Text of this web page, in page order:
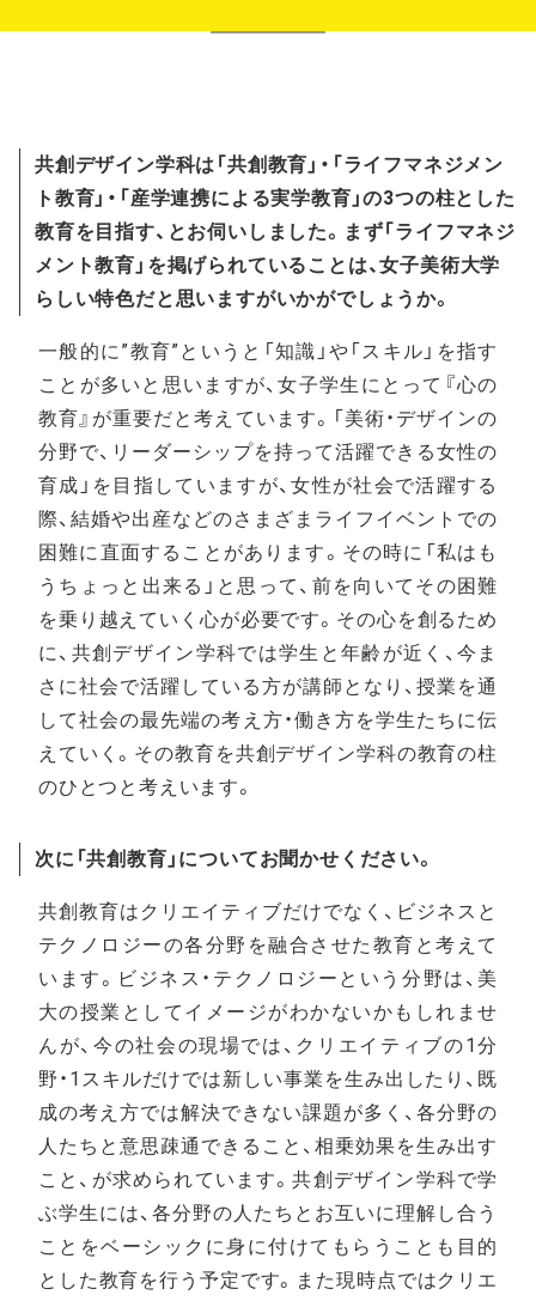
共創デザイン学科は「共創教育」・「ライフマネジメン
ト教育」・「産学連携による実学教育」の3つの柱とした
教育を目指す、とお伺いしました。まず「ライフマネジ
メント教育」を掲げられていることは、女子美術大学
らしい特色だと思いますがいかがでしょうか。
一般的に”教育”というと「知識」や「スキル」を指す
ことが多いと思いますが、女子学生にとって『心の
教育』が重要だと考えています。「美術・デザインの
分野で、リーダーシップを持って活躍できる女性の
育成」を目指していますが、女性が社会で活躍する
際、結婚や出産などのさまざまライフイベントでの
困難に直面することがあります。その時に「私はも
うちょっと出来る」と思って、前を向いてその困難
を乗り越えていく心が必要です。その心を創るため
に、共創デザイン学科では学生と年齢が近く、今ま
さに社会で活躍している方が講師となり、授業を通
して社会の最先端の考え方・働き方を学生たちに伝
えていく。その教育を共創デザイン学科の教育の柱
のひとつと考えいます。
次に「共創教育」についてお聞かせください。
共創教育はクリエイティブだけでなく、ビジネスと
テクノロジーの各分野を融合させた教育と考えて
います。ビジネス・テクノロジーという分野は、美
大の授業としてイメージがわかないかもしれませ
んが、今の社会の現場では、クリエイティブの1分
野・1スキルだけでは新しい事業を生み出したり、既
成の考え方では解決できない課題が多く、各分野の
人たちと意思疎通できること、相乗効果を生み出す
こと、が求められています。共創デザイン学科で学
ぶ学生には、各分野の人たちとお互いに理解し合う
ことをベーシックに身に付けてもらうことも目的
とした教育を行う予定です。また現時点ではクリエ